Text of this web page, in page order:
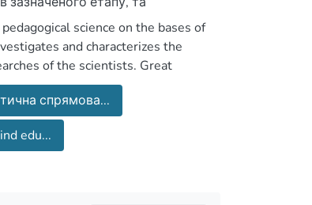
переосмисленні його
періоду.
science on the bases of
and characterizes the
of the scientists. Great
to the reinterpretation of his
спрямова...
edu...